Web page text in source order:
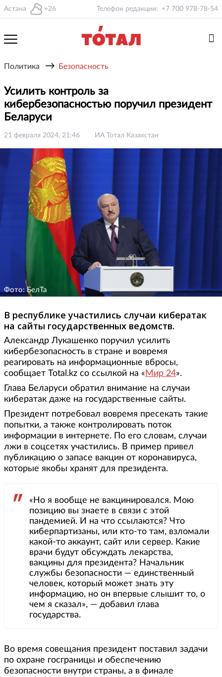
Астана +26 Телефон редакции: +7 700 978-78-54
Политика → Безопасность
Усилить контроль за
кибербезопасностью поручил президент
Беларуси
21 февраля 2024, 21:46 ИА Тотал Казахстан
Фото: БелТа
В республике участились случаи кибератак
на сайты государственных ведомств.
Александр Лукашенко поручил усилить
кибербезопасность в стране и вовремя
реагировать на информационные вбросы,
сообщает Total.kz со ссылкой на « Мир 24».
Глава Беларуси обратил внимание на случаи
кибератак даже на государственные сайты.
Президент потребовал вовремя пресекать такие
попытки, а также контролировать поток
информации в интернете. По его словам, случаи
лжи в соцсетях участились. В пример привел
публикацию о запасе вакцин от коронавируса,
которые якобы хранят для президента.
«Но я вообще не вакцинировался. Мою
позицию вы знаете в связи с этой
пандемией. И на что ссылаются? Что
киберпартизаны, или кто-то там, взломали
какой-то аккаунт, сайт или сервер. Какие
врачи будут обсуждать лекарства,
вакцины для президента? Начальник
службы безопасности — единственный
человек, который может знать эту
информацию, но он впервые слышит то, о
чем я сказал», — добавил глава
государства.
Во время совещания президент поставил задачи
по охране госграницы и обеспечению
безопасности внутри страны, а в финале